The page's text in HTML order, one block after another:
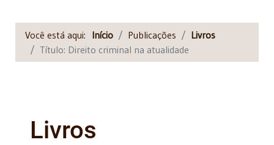
Você está aqui: Início Publicações
Livros
Título: Direito criminal na atualidade
Livros